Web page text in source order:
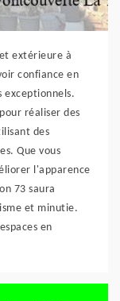
extérieure à
confiance en
exceptionnels.
réaliser des
des
Que vous
l'apparence
73 saura
et minutie.
en